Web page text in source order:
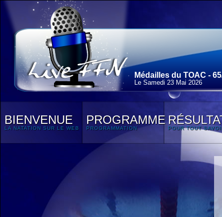
Médailles du TOAC -
Le Samedi 23 Mai 2026
BIENVENUE
LA NATATION SUR LE WEB
PROGRAMME
PROGRAMMATION POUR TOUT